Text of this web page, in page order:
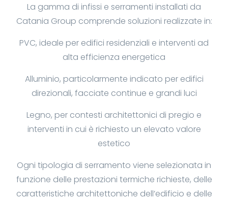
La gamma di infissi e serramenti installati da
Catania Group comprende soluzioni realizzate in:
PVC, ideale per edifici residenziali e interventi ad
alta efficienza energetica
Alluminio, particolarmente indicato per edifici
direzionali, facciate continue e grandi luci
Legno, per contesti architettonici di pregio e
interventi in cui è richiesto un elevato valore
estetico
Ogni tipologia di serramento viene selezionata in
funzione delle prestazioni termiche richieste, delle
caratteristiche architettoniche dell’edificio e delle